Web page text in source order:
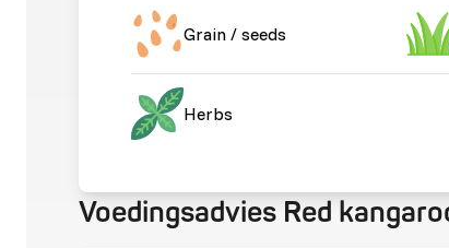
Grain / seeds
Herbs
Voedingsadvies Red